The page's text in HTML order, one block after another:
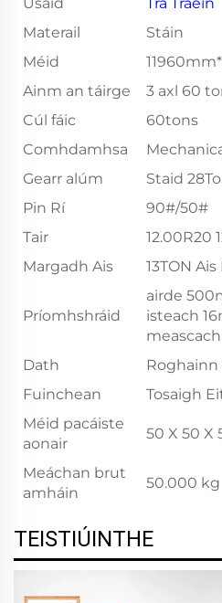
Materail
Stáin
Méid
Ainm an táirge
3 axl 60
Cúl fáic
60tons
Comhdamhsa
Gearr alúm
Staid
Pin Rí
90#/50#
Tair
12.00R20
Margadh Ais
13TON
Príomhshráid
airde
isteach
Dath
Fuinchean
Tosaigh
Méid pacáiste
aonair
50 X 50 X
Meáchan brut
amháin
50.000 kg
TEISTIÚINTHE